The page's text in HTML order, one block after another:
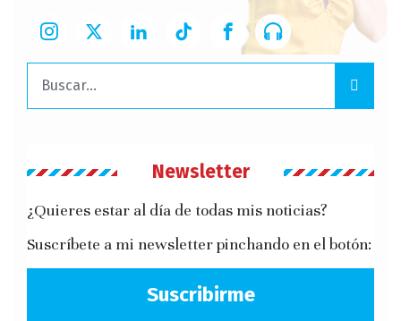
Buscar:
Newsletter
¿Quieres estar al día de todas mis noticias?
Suscríbete a mi newsletter pinchando en el botón:
Suscribirme